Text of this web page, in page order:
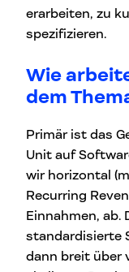
erarbeiten, zu
spezifizieren.
Wie
dem
Primär ist das
Unit auf
wir horizontal
Recurring
Einnahmen, ab.
standardisierte
dann breit über